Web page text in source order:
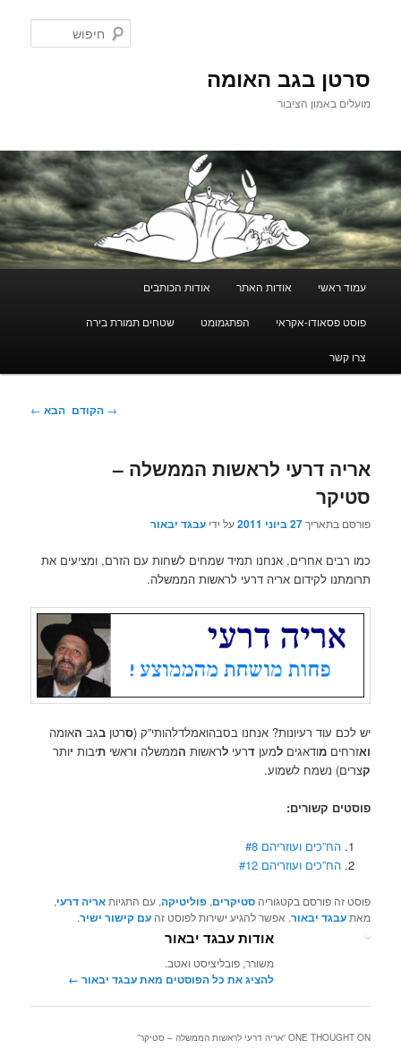
סרטן בגב האומה
מועלים באמון הציבור
עמוד ראשי אודות האתר אודות הכותבים
פוסט פסאודו-אקראי הפתגמומט שטחים תמורת בירה
צרו קשר
ניווט
→ הקודם הבא ←
אריה דרעי לראשות הממשלה –
סטיקר
פורסם בתאריך27 ביוני 2011 על ידיעבגד יבאור
כמו רבים אחרים, אנחנו תמיד שמחים לשחות עם הזרם, ומציעים את
תרומתנו לקידום אריה דרעי לראשות הממשלה.
יש לכם עוד רעיונות? אנחנו בסבהואמלדלהותי”ק (סרטןבגב האומה
ואזרחיםמודאגיםלמעןדרעילראשות הממשלה וראשיתיבות יותר
קצרים) נשמח לשמוע.
פוסטים קשורים:
הח”כים ועוזריהם #8
הח”כים ועוזריהם #12
פוסט זה פורסם בקטגוריהסטיקרים,פוליטיקה, עם התגיותאריה דרעי,
מאתעבגד יבאור. אפשר להגיע ישירות לפוסט זהעם קישור ישיר.
אודות עבגד יבאור
משורר, פובליציסט ואטב.
להציג את כל הפוסטים מאת עבגד יבאור‏ ←
ONE THOUGHT ON “ אריה דרעי לראשות הממשלה – סטיקר”